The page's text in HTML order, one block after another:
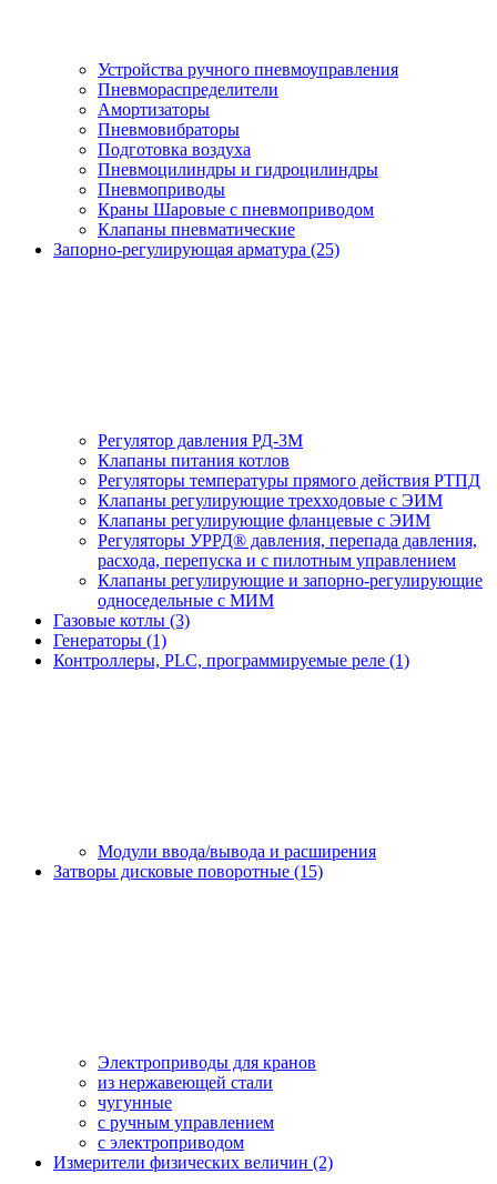
Устройства ручного пневмоуправления
Пневмораспределители
Амортизаторы
Пневмовибраторы
Подготовка воздуха
Пневмоцилиндры и гидроцилиндры
Пневмоприводы
Краны Шаровые с пневмоприводом
Клапаны пневматические
Запорно-регулирующая арматура (25)
Регулятор давления РД-3М
Клапаны питания котлов
Регуляторы температуры прямого действия РТПД
Клапаны регулирующие трехходовые с ЭИМ
Клапаны регулирующие фланцевые с ЭИМ
Регуляторы УРРД® давления, перепада давления,
расхода, перепуска и с пилотным управлением
Клапаны регулирующие и запорно-регулирующие
односедельные с МИМ
Газовые котлы (3)
Генераторы (1)
Контроллеры, PLС, программируемые реле (1)
Модули ввода/вывода и расширения
Затворы дисковые поворотные (15)
Электроприводы для кранов
из нержавеющей стали
чугунные
с ручным управлением
c электроприводом
Измерители физических величин (2)